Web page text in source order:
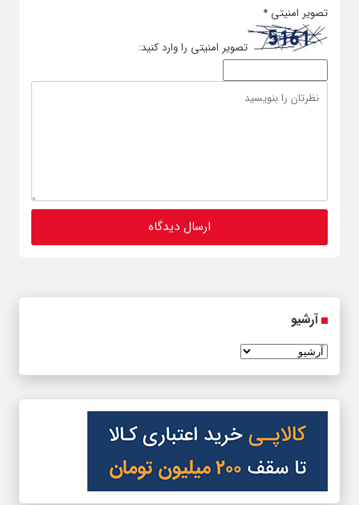
تصویر امنیتی *
تصویر امنیتی را وارد کنید:
آرشیو